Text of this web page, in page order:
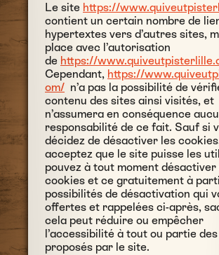
Le site https://
contient un certain nombre de
hypertextes vers d’autres sites,
place avec l’autorisation
de https://
Cependant, https://
om/ n’a pas la possibilité de
contenu des sites ainsi visités, et
n’assumera en conséquence
responsabilité de ce fait. Sauf si
décidez de désactiver les
acceptez que le site puisse les
pouvez à tout moment désactiver
cookies et ce gratuitement à
possibilités de désactivation qui
offertes et rappelées ci-après,
cela peut réduire ou empêcher
l’accessibilité à tout ou partie
proposés par le site.